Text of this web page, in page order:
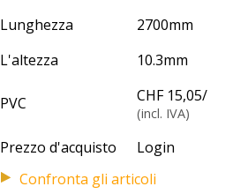
Lunghezza
2700mm
L'altezza
10.3mm
PVC CHF 15,05/
(incl. IVA)
Prezzo d'acquisto Login